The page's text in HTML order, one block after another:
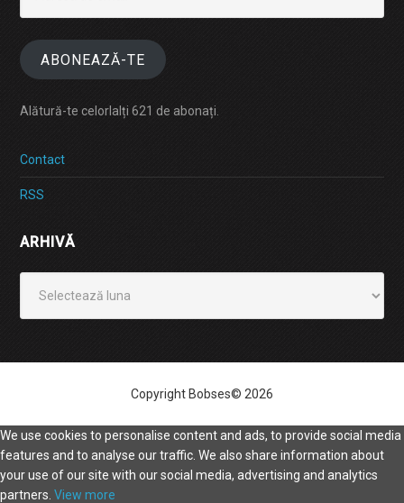
email
ABONEAZĂ-TE
Alătură-te celorlalți 621 de abonați.
Contact
RSS
ARHIVĂ
Copyright Bobses© 2026
We use cookies to personalise content and ads, to provide social media
features and to analyse our traffic. We also share information about
your use of our site with our social media, advertising and analytics
partners. View more